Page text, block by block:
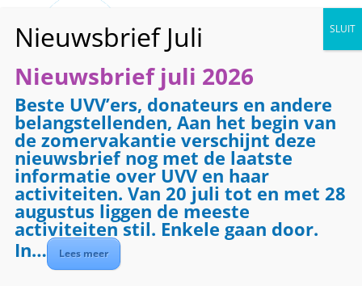
« Alle Evenementen
Evenementenreeks:Klussendienst
Klussendienst
december 18 @ 09:00- 17:00
Nieuwsbrief juli 2026
Beste UVV’ers, donateurs en andere
belangstellenden, Aan het begin van
de zomervakantie verschijnt deze
nieuwsbrief nog met de laatste
informatie over UVV en haar
activiteiten. Van 20 juli tot en met 28
augustus liggen de meeste
activiteiten stil. Enkele gaan door.
In…
Lees meer